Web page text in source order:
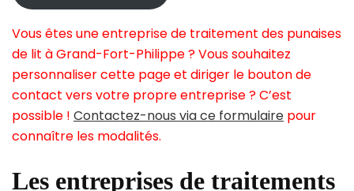
Vous êtes une entreprise de traitement des punaises
de lit à Grand-Fort-Philippe ? Vous souhaitez
personnaliser cette page et diriger le bouton de
contact vers votre propre entreprise ? C’est
possible ! Contactez-nous via ce formulaire pour
connaître les modalités.
Les entreprises de traitements